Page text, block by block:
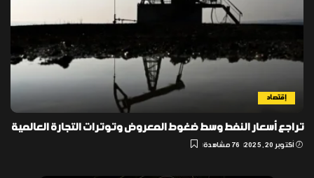
إقتصاد
تراجع أسعار النفط وسط ضغوط المعروض وتوترات التجارة العالمية
أكتوبر 20, 2025 76 مشاهدة